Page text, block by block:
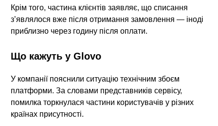
Крім того, частина клієнтів заявляє, що списання
з’являлося вже після отримання замовлення — іноді
приблизно через годину після оплати.
Що кажуть у Glovo
У компанії пояснили ситуацію технічним збоєм
платформи. За словами представників сервісу,
помилка торкнулася частини користувачів у різних
країнах присутності.